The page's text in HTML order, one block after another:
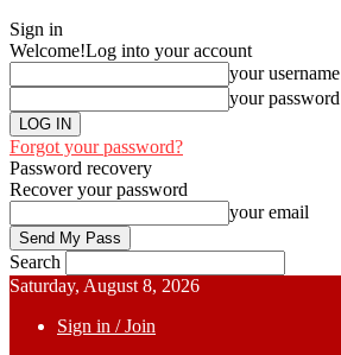
Sign in
Welcome!Log into your account
your username
your password
Forgot your password?
Password recovery
Recover your password
your email
Search
Saturday, August 8, 2026
Sign in / Join